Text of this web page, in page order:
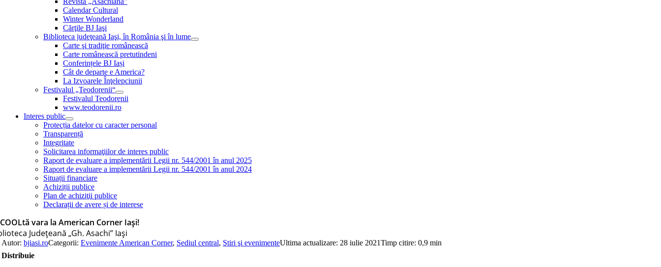
Calendar Cultural
Winter Wonderland
Cărţile BJ Iaşi
Biblioteca judeţeană Iaşi, în România şi în lume
Carte şi tradiţie românească
Carte românească pretutindeni
Conferințele BJ Iași
Cât de departe e America?
La Izvoarele Înţelepciunii
Festivalul „Teodorenii“
Festivalul Teodorenii
www.teodorenii.ro
Interes public
Protecția datelor cu caracter personal
Transparență
Integritate
Solicitarea informaţiilor de interes public
Raport de evaluare a implementării Legii nr. 544/2001 în anul 2025
Raport de evaluare a implementării Legii nr. 544/2001 în anul 2024
Situații financiare
Achiziții publice
Plan de achiziţii publice
Declarații de avere și de interese
vara la American Corner Iași!
Judeţeană „Gh. Asachi” Iaşi
Autor: bjiasi.roCategorii: Evenimente American Corner, Sediul central, Ştiri şi evenimenteUltima actualizare: 28 iulie 2021Timp citire: 0,9 min
Distribuie